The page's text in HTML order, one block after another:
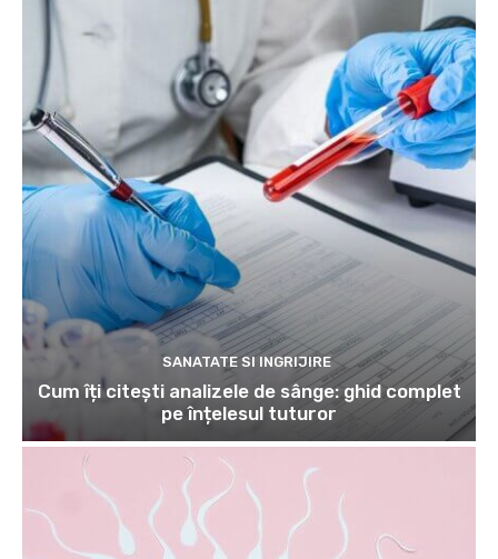
SANATATE SI INGRIJIRE
Cum îți citești analizele de sânge: ghid complet
pe înțelesul tuturor